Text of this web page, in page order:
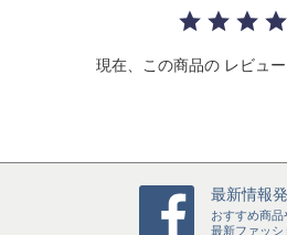
i
現在、この商品の レビュー
最新情報
おすすめ商品
最新ファッシ